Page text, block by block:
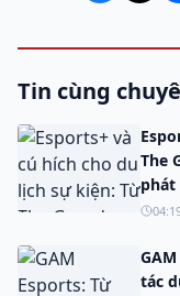
Tin cùng
The
phát
tác